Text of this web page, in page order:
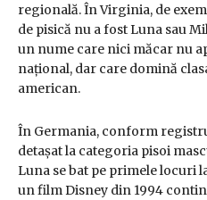
regională. În Virginia, de
de pisică nu a fost Luna sau
un nume care nici măcar nu
național, dar care domină
american.
În Germania, conform
detașat la categoria pisoi
Luna se bat pe primele locuri
un film Disney din 1994